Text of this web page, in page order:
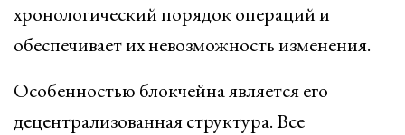
хронологический порядок операций и
обеспечивает их невозможность изменения.
Особенностью блокчейна является его
децентрализованная структура. Все